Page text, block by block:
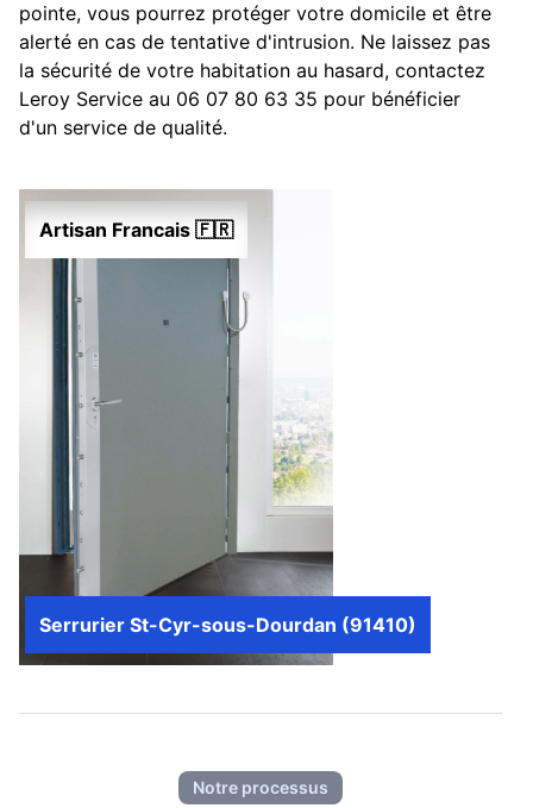
pointe, vous pourrez protéger votre domicile et être
alerté en cas de tentative d'intrusion. Ne laissez pas
la sécurité de votre habitation au hasard, contactez
Leroy Service au 06 07 80 63 35 pour bénéficier
d'un service de qualité.
Artisan Francais 🇫🇷
Serrurier St-Cyr-sous-Dourdan (91410)
Notre processus